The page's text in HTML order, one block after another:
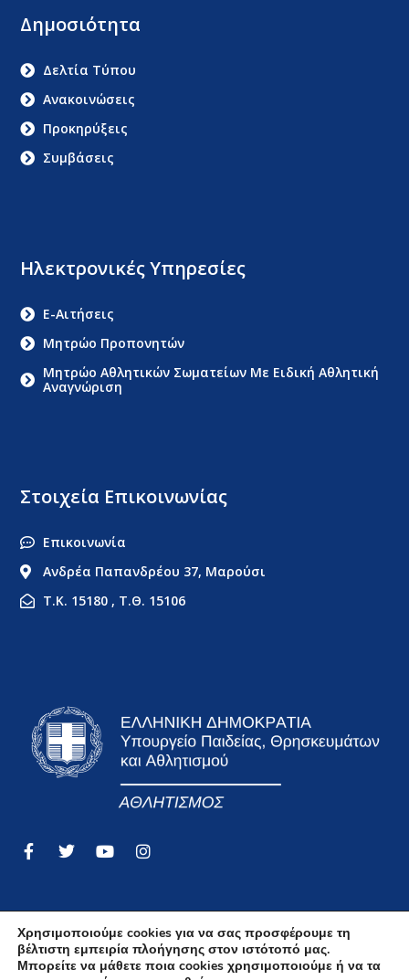
Στοιχεία Επικοινωνίας
Επικοινωνία
Ανδρέα Παπανδρέου 37, Μαρούσι
Τ.Κ. 15180 , Τ.Θ. 15106
Ηλεκτρονικές Υπηρεσίες
E-Αιτήσεις
Μητρώο Προπονητών
Μητρώο Αθλητικών Σωματείων Με Ειδική Αθλητική
Αναγνώριση
Δημοσιότητα
Δελτία Τύπου
Ανακοινώσεις
Προκηρύξεις
Συμβάσεις
Όροι Χρήσης
Χρησιμοποιούμε cookies για να σας προσφέρουμε τη
βέλτιστη εμπειρία πλοήγησης στον ιστότοπό μας.
Μπορείτε να μάθετε ποια cookies χρησιμοποιούμε ή να τα